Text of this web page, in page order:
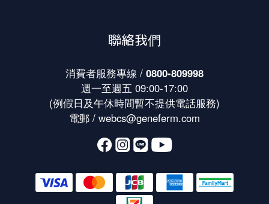
聯絡我們
消費者服務專線 / 0800-809998
週一至週五 09:00-17:00
(例假日及午休時間暫不提供電話服務)
電郵 / webcs@geneferm.com